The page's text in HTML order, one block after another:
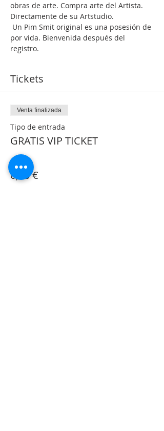
obras de arte. Compra arte del Artista.
Directamente de su Artstudio.
por vida. Bienvenida después del
registro.
Tickets
Venta finalizada
Tipo de entrada
GRATIS VIP TICKET
Precio
0,00 €